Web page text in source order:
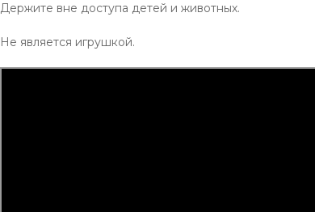
Держите вне доступа детей и животных.
Не является игрушкой.